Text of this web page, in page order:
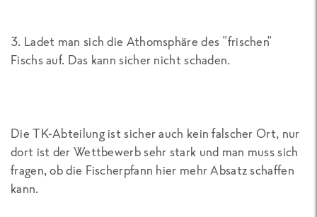
3. Ladet man sich die Athomsphäre des "frischen"
Fischs auf. Das kann sicher nicht schaden.
Die TK-Abteilung ist sicher auch kein falscher Ort, nur
dort ist der Wettbewerb sehr stark und man muss sich
fragen, ob die Fischerpfann hier mehr Absatz schaffen
kann.